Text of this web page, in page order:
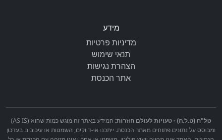
מידע
מדיניות פרטיות
תנאי שימוש
הצהרת נגישות
אתר הכנסת
טל"ח (ט.ל.ח) - טעויות לעולם חוזרות:
המידע באתר זה מוגש כמות שהוא (AS IS)
ומבוסס על נתונים פתוחים מאתר הכנסת. ייתכנו אי-דיוקים, השמטות או עיכובים בעדכון